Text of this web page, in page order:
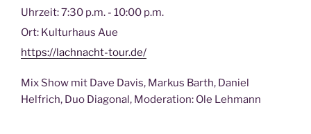
Uhrzeit:7:30 p.m. - 10:00 p.m.
Ort: Kulturhaus Aue
https://lachnacht-tour.de/
Mix Show mit Dave Davis, Markus Barth, Daniel
Helfrich, Duo Diagonal, Moderation: Ole Lehmann